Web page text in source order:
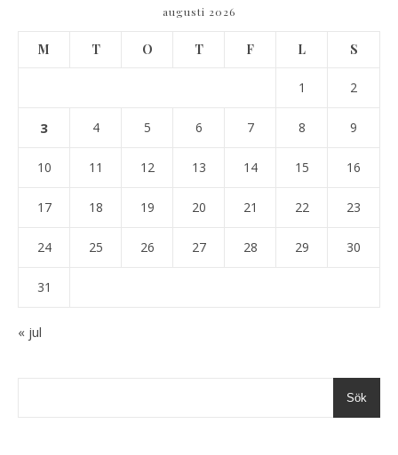
augusti 2026
M T O T F L S
1 2
3 4 5 6 7 8 9
10 11 12 13 14 15 16
17 18 19 20 21 22 23
24 25 26 27 28 29 30
31
« jul
Sök